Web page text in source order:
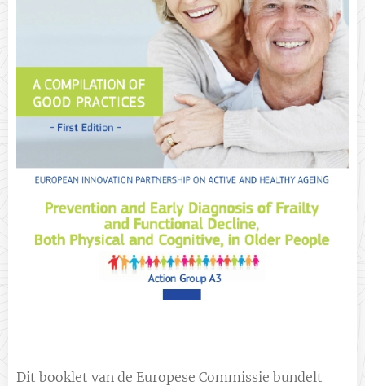
Dit booklet van de Europese Commissie bundelt